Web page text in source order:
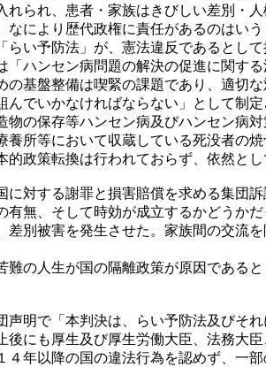
られ、患者・家族はきびしい差別・
により歴代政権に責任があるのはいう
い予防法」が、憲法違反であるとし
「ハンセン病問題の解決の促進に関す
の基盤整備は喫緊の課題であり、適切
んでいかなければならない」として制
の保存等ハンセン病及びハンセン病
所等において収蔵している死没者の
政策転換は行われておらず、依然と
対する謝罪と損害賠償を求める集団
有無、そして時効が成立するかどうか
差別被害を発生させた。家族間の交流
の人生が国の隔離政策が原因である
明で「本判決は、らい予防法及びそ
にも厚生及び厚生労働大臣、法務大
４年以降の国の違法行為を認めず、一